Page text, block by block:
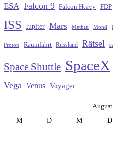
ESA Falcon 9 Falcon Heavy FDP
ISS Jupiter Mars Methan Mond
Proton Raumfahrt Russland Rätsel
Space Shuttle SpaceX
Vega Venus Voyager
M
D M D